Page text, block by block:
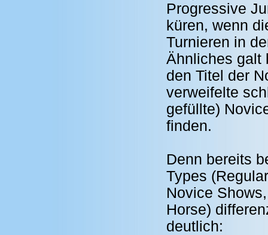
Progressive
küren, wenn
Turnieren in
Ähnliches galt
den Titel der
verweifelte
gefüllte)
finden.
Denn bereits
Types
Novice
Horse)
deutlich: